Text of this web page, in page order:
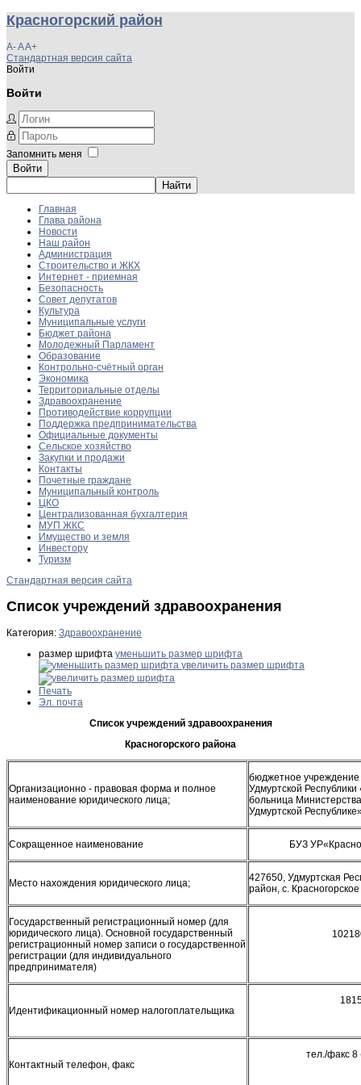
Красногорский район
A-AA+
Стандартная версия сайта
Войти
Войти
Запомнить меня
Войти
Главная
Глава района
Новости
Наш район
Администрация
Строительство и ЖКХ
Интернет - приемная
Безопасность
Совет депутатов
Культура
Муниципальные услуги
Бюджет района
Молодежный Парламент
Образование
Контрольно-счётный орган
Экономика
Территориальные отделы
Здравоохранение
Противодействие коррупции
Поддержка предпринимательства
Официальные документы
Сельское хозяйство
Закупки и продажи
Контакты
Почетные граждане
Муниципальный контроль
ЦКО
Централизованная бухгалтерия
МУП ЖКС
Имущество и земля
Инвестору
Туризм
Стандартная версия сайта
Список учреждений здравоохранения
Категория: Здравоохранение
размер шрифта уменьшить размер шрифта
увеличить размер шрифта
Печать
Эл. почта
Список учреждений здравоохранения
Красногорского района
Организационно - правовая форма и полное
наименование юридического лица;
бюджетное
Удмуртской
больница
Удмуртской
Сокращенное наименование БУЗ
Место нахождения юридического лица;
427650, Удмуртская
район, с.
Государственный регистрационный номер (для
юридического лица). Основной государственный
регистрационный номер записи о государственной
регистрации (для индивидуального
предпринимателя)
Идентификационный номер налогоплательщика
Контактный телефон, факс
тел./факс 8